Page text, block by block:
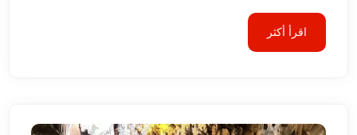
اقرأ أكثر